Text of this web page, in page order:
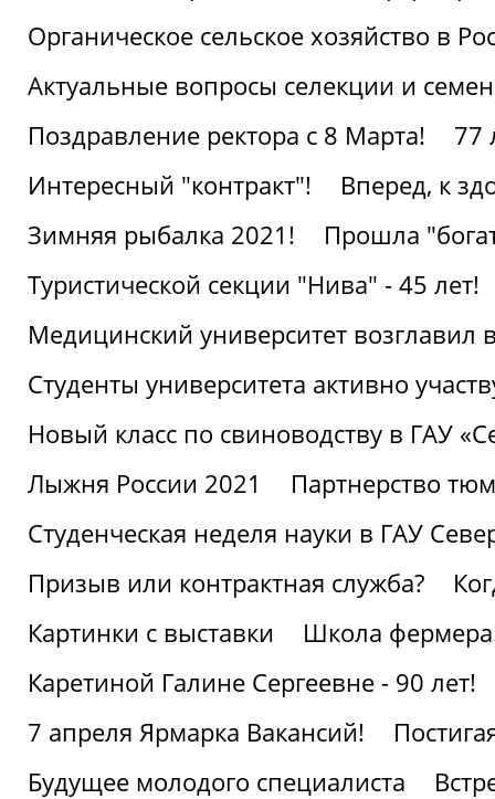
Органическое сельское хозяйство в
Актуальные вопросы селекции и
Поздравление ректора с 8 Марта!
77
Интересный "контракт"!
Вперед, к
Зимняя рыбалка 2021!
Прошла
Туристической секции "Нива" - 45 лет!
Медицинский университет возглавил
Студенты университета активно
Новый класс по свиноводству в ГАУ
Лыжня России 2021
Партнерство
Студенческая неделя науки в ГАУ
Призыв или контрактная служба?
Картинки с выставки
Школа
Каретиной Галине Сергеевне - 90 лет!
7 апреля Ярмарка Вакансий!
Будущее молодого специалиста